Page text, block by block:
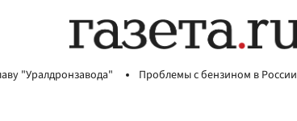
"Уралдронзавода" Проблемы с бензином в России